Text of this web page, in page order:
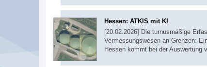
Hessen: ATKIS mit KI
[20.02.2026] Die turnusmäßige
Vermessungswesen an Grenzen:
Hessen kommt bei der Auswertung